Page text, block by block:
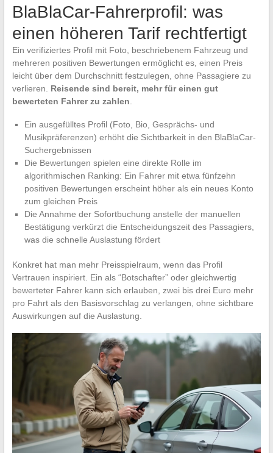
BlaBlaCar-Fahrerprofil: was
einen höheren Tarif rechtfertigt
Ein verifiziertes Profil mit Foto, beschriebenem Fahrzeug und
mehreren positiven Bewertungen ermöglicht es, einen Preis
leicht über dem Durchschnitt festzulegen, ohne Passagiere zu
verlieren. Reisende sind bereit, mehr für einen gut
bewerteten Fahrer zu zahlen
Ein ausgefülltes Profil (Foto, Bio, Gesprächs- und
Musikpräferenzen) erhöht die Sichtbarkeit in den BlaBlaCar-
Suchergebnissen
Die Bewertungen spielen eine direkte Rolle im
algorithmischen Ranking: Ein Fahrer mit etwa fünfzehn
positiven Bewertungen erscheint höher als ein neues Konto
zum gleichen Preis
Die Annahme der Sofortbuchung anstelle der manuellen
Bestätigung verkürzt die Entscheidungszeit des Passagiers,
was die schnelle Auslastung fördert
Konkret hat man mehr Preisspielraum, wenn das Profil
Vertrauen inspiriert. Ein als “Botschafter” oder gleichwertig
bewerteter Fahrer kann sich erlauben, zwei bis drei Euro mehr
pro Fahrt als den Basisvorschlag zu verlangen, ohne sichtbare
Auswirkungen auf die Auslastung.